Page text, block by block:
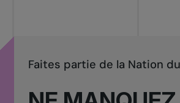
Faites partie de la Nation